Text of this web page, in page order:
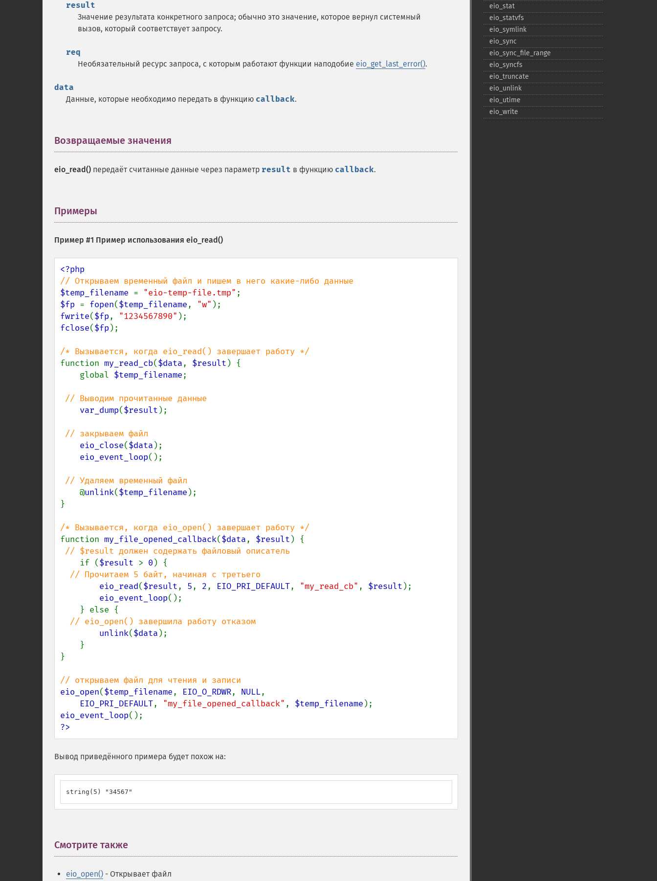
result
Значение результата конкретного запроса; обычно это значение, которое вернул системный
вызов, который соответствует запросу.
req
Необязательный ресурс запроса, с которым работают функции наподобие eio_get_last_error().
data
Данные, которые необходимо передать в функцию callback.
Возвращаемые значения
eio_read() передаёт считанные данные через параметр result в функцию callback.
Примеры
Пример #1 Пример использования eio_read()
$temp_filename = "eio-temp-file.tmp"
$fp = fopen($temp_filename, "w"
fwrite($fp, "1234567890"
fclose($fp );
function my_read_cb($data, $result ) {
    global
$temp_filename;
// Выводим прочитанные данные
var_dump($result );
// закрываем файл
eio_close($data );
eio_event_loop();
// Удаляем временный файл
@unlink($temp_filename );
}
function my_file_opened_callback($data, $result ) {
// $result должен содержать файловый описатель
if ($result > 0 ) {
// Прочитаем 5 байт, начиная с третьего
eio_read($result, 5, 2, EIO_PRI_DEFAULT, "my_read_cb" , $result );
eio_event_loop();
// eio_open() завершила работу отказом
unlink($data );
}
eio_open($temp_filename, EIO_O_RDWR, NULL,
EIO_PRI_DEFAULT, "my_file_opened_callback" , $temp_filename
eio_event_loop
?>
Вывод приведённого примера будет похож на:
string(5) "34567"
Смотрите также
eio_open() - Открывает файл
eio_​stat
eio_​statvfs
eio_​symlink
eio_​sync
eio_​sync_​file_​range
eio_​syncfs
eio_​truncate
eio_​unlink
eio_​utime
eio_​write